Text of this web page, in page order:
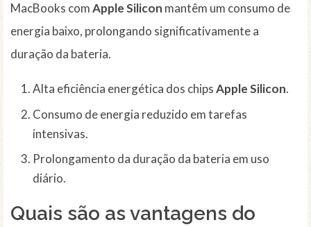
MacBooks comApple Silicon mantêm um consumo de
energia baixo, prolongando significativamente a
duração da bateria.
Alta eficiência energética dos chipsApple Silicon.
Consumo de energia reduzido em tarefas
intensivas.
Prolongamento da duração da bateria em uso
diário.
Quais são as vantagens do